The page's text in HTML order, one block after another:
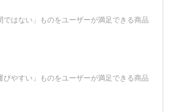
はない」ものをユーザーが満足できる商品
やすい」ものをユーザーが満足できる商品